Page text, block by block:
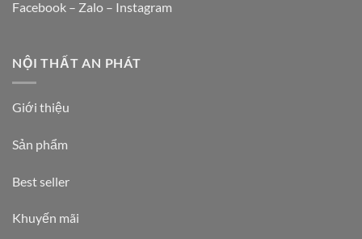
Facebook – Zalo – Instagram
NỘI THẤT AN PHÁT
Giới thiệu
Sản phẩm
Best seller
Khuyến mãi